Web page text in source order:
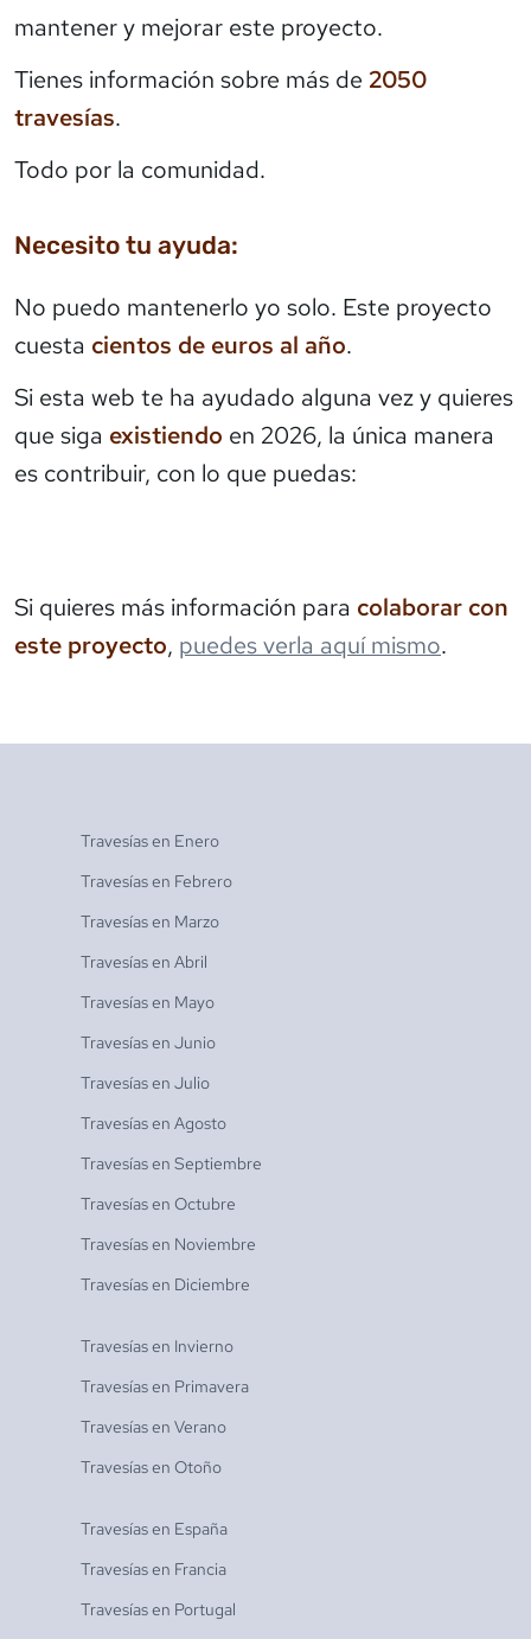
mantener y mejorar este proyecto.
Tienes información sobre más de 2050
travesías.
Todo por la comunidad.
Necesito tu ayuda:
No puedo mantenerlo yo solo. Este proyecto
cuesta cientos de euros al año.
Si esta web te ha ayudado alguna vez y quieres
que siga existiendo en 2026, la única manera
es contribuir, con lo que puedas:
Si quieres más información para colaborar con
este proyecto, puedes verla aquí mismo.
Travesías en Enero
Travesías en Febrero
Travesías en Marzo
Travesías en Abril
Travesías en Mayo
Travesías en Junio
Travesías en Julio
Travesías en Agosto
Travesías en Septiembre
Travesías en Octubre
Travesías en Noviembre
Travesías en Diciembre
Travesías en Invierno
Travesías en Primavera
Travesías en Verano
Travesías en Otoño
Travesías en España
Travesías en Francia
Travesías en Portugal